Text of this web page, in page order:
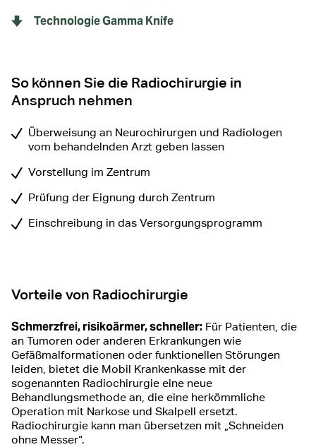
Technologie Gamma Knife
So können Sie die Radiochirurgie in
Anspruch nehmen
Überweisung an Neurochirurgen und Radiologen
vom behandelnden Arzt geben lassen
Vorstellung im Zentrum
Prüfung der Eignung durch Zentrum
Einschreibung in das Versorgungsprogramm
Vorteile von Radiochirurgie
Schmerzfrei, risikoärmer, schneller: Für Patienten, die
an Tumoren oder anderen Erkrankungen wie
Gefäßmalformationen oder funktionellen Störungen
leiden, bietet die Mobil Krankenkasse mit der
sogenannten Radiochirurgie eine neue
Behandlungsmethode an, die eine herkömmliche
Operation mit Narkose und Skalpell ersetzt.
Radiochirurgie kann man übersetzen mit „Schneiden
ohne Messer“.